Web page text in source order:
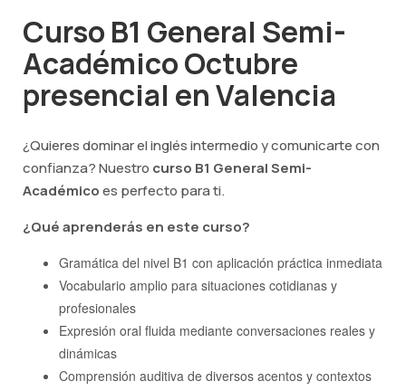
Curso B1 General Semi-
Académico Octubre
presencial en Valencia
¿Quieres dominar el inglés intermedio y comunicarte con
confianza? Nuestro curso B1 General Semi-
Académicoes perfecto para ti.
¿Qué aprenderás en este curso?
Gramática del nivel B1 con aplicación práctica inmediata
Vocabulario amplio para situaciones cotidianas y
profesionales
Expresión oral fluida mediante conversaciones reales y
dinámicas
Comprensión auditiva de diversos acentos y contextos